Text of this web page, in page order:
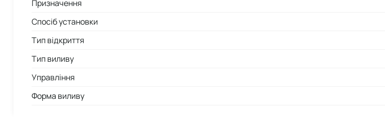
Призначення
Спосіб установки
Тип відкриття
Тип виливу
Управління
Форма виливу